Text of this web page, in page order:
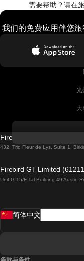
需要帮助？请在
我们的免费应用伴您
光
Firebird GT Limited (OC
432, Triq Fleur de Lys, Suite 1,
Firebird GT Limited
Unit G 15/F Tal Building 49 Austin
简体中文